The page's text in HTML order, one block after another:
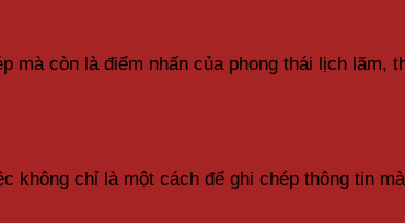
còn là điểm nhấn của phong thái lịch lãm,
chỉ là một cách để ghi chép thông tin